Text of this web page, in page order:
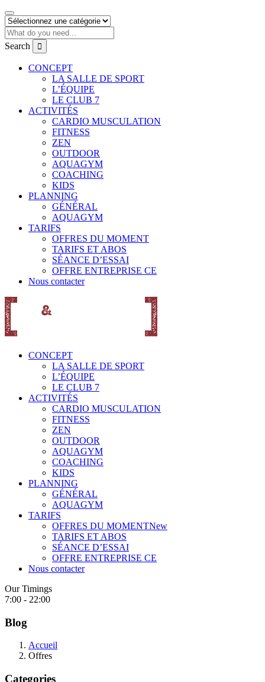
Search
CONCEPT
LA SALLE DE SPORT
L’ÉQUIPE
LE CLUB 7
ACTIVITÉS
CARDIO MUSCULATION
FITNESS
ZEN
OUTDOOR
AQUAGYM
COACHING
KIDS
PLANNING
GÉNÉRAL
AQUAGYM
TARIFS
OFFRES DU MOMENT
TARIFS ET ABOS
SÉANCE D’ESSAI
OFFRE ENTREPRISE CE
Nous contacter
CONCEPT
LA SALLE DE SPORT
L’ÉQUIPE
LE CLUB 7
ACTIVITÉS
CARDIO MUSCULATION
FITNESS
ZEN
OUTDOOR
AQUAGYM
COACHING
KIDS
PLANNING
GÉNÉRAL
AQUAGYM
TARIFS
OFFRES DU MOMENTNew
TARIFS ET ABOS
SÉANCE D’ESSAI
OFFRE ENTREPRISE CE
Nous contacter
Our Timings
7:00 - 22:00
Blog
Accueil
Offres
Categories